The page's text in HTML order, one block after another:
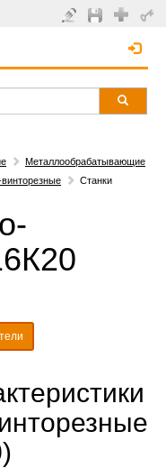
Металлообрабатывающие
Станки